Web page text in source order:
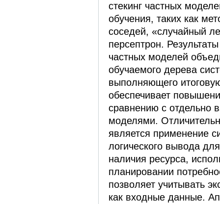
стекинг частных
обучения, таких как
соседей, «случайный
персептрон.
частных моделей
обучаемого дерева
выполняющего
обеспечивает
сравнению с отдельно
моделями.
является применение
логического вывода
наличия ресурса,
планировании
позволяет учитывать
как входные данные.